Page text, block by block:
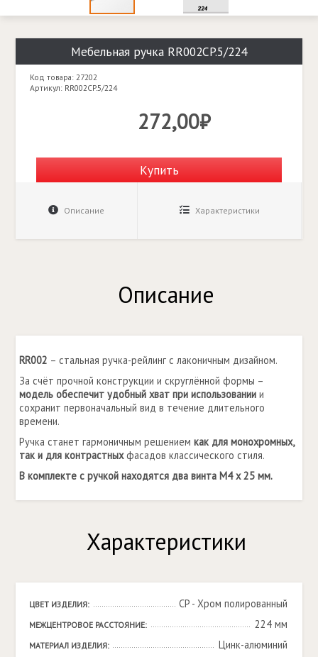
Мебельная ручка RR002CP.5/224
Код товара: 27202
Артикул: RR002CP.5/224
272,00₽
Купить
Описание Характеристики
Описание
RR002 – стальная ручка-рейлинг с лаконичным дизайном.
За счёт прочной конструкции и скруглённой формы –
модель обеспечит удобный хват при использовании и
сохранит первоначальный вид в течение длительного
времени.
Ручка станет гармоничным решениемкак для монохромных,
так и для контрастныхфасадов классического стиля.
В комплекте с ручкой находятся два винта M4 x 25 мм.
Характеристики
ЦВЕТ ИЗДЕЛИЯ: CP - Хром полированный
МЕЖЦЕНТРОВОЕ РАССТОЯНИЕ: 224 мм
МАТЕРИАЛ ИЗДЕЛИЯ: Цинк-алюминий